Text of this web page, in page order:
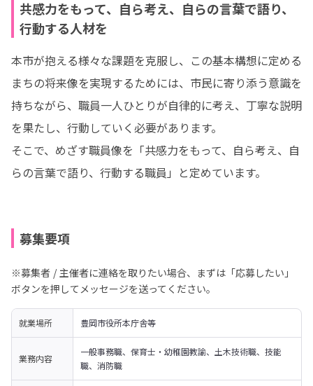
共感力をもって、自ら考え、自らの言葉で語り、
行動する人材を
本市が抱える様々な課題を克服し、この基本構想に定める
まちの将来像を実現するためには、市民に寄り添う意識を
持ちながら、職員一人ひとりが自律的に考え、丁寧な説明
を果たし、行動していく必要があります。
そこで、めざす職員像を「共感力をもって、自ら考え、自
らの言葉で語り、行動する職員」と定めています。
募集要項
※募集者 / 主催者に連絡を取りたい場合、まずは「応募したい」
ボタンを押してメッセージを送ってください。
就業場所 豊岡市役所本庁舎等
業務内容
一般事務職、保育士・幼稚園教諭、土木技術職、技能
職、消防職